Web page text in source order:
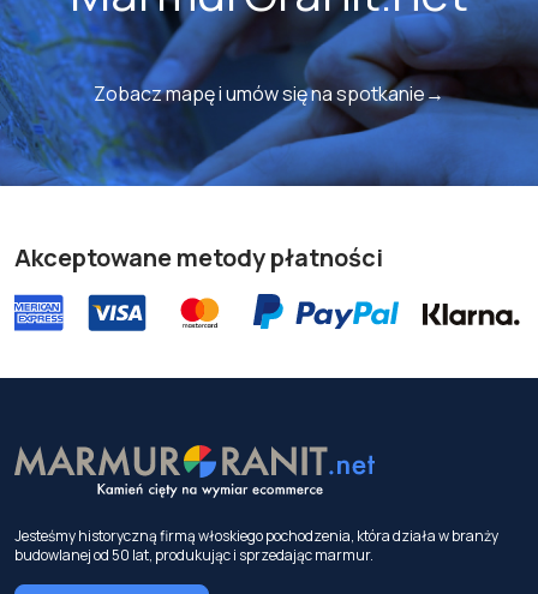
Zobacz mapę i umów się na spotkanie→
Akceptowane metody płatności
Jesteśmy historyczną firmą włoskiego pochodzenia, która działa w branży
budowlanej od 50 lat, produkując i sprzedając marmur.